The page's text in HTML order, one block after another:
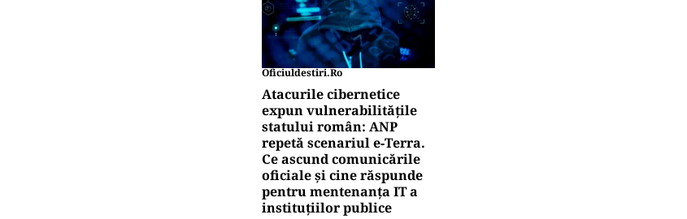
Oficiuldestiri.ro
Atacurile cibernetice
expun vulnerabilitățile
statului român: ANP
repetă scenariul e‑Terra.
Ce ascund comunicările
oficiale și cine răspunde
pentru mentenanța IT a
instituțiilor publice